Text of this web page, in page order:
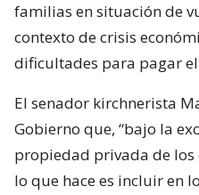
familias en situación de
contexto de crisis
dificultades para pagar
El senador kirchnerista
Gobierno que, “bajo la
propiedad privada de
lo que hace es incluir en